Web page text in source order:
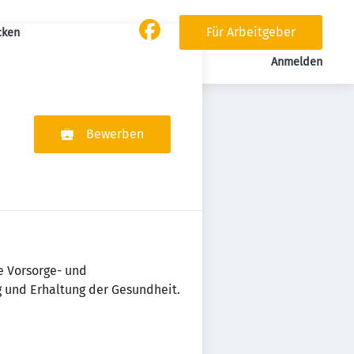
Für Arbeitgeber
Anmelden
Bewerben
Vorsorge- und
Erhaltung der Gesundheit.